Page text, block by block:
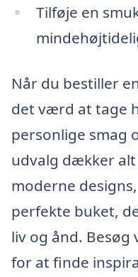
Tilføje en
Når du bestiller
det værd at tage
personlige smag
udvalg dækker alt
moderne
perfekte buket,
liv og ånd. Besøg
for at finde